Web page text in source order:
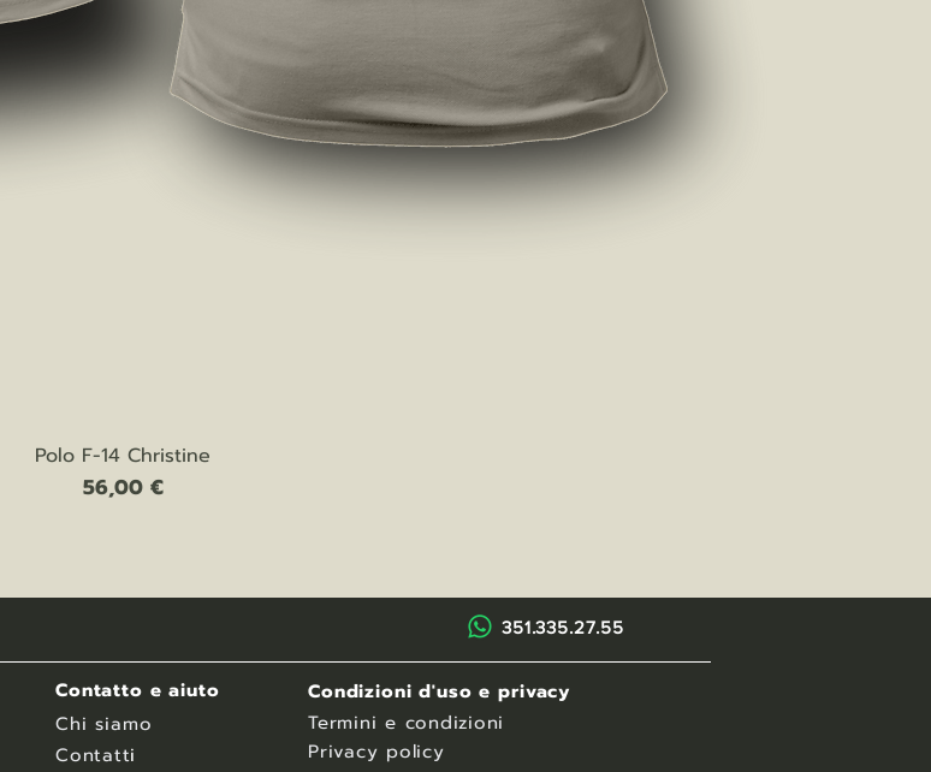
Vista rapida
Polo F-14 Christine
Prezzo
56,00 €
351.335.27.55
Contatto e aiuto
Chi siamo
Contatti
Condizioni d'uso e privacy
Termini e condizioni
Privacy policy